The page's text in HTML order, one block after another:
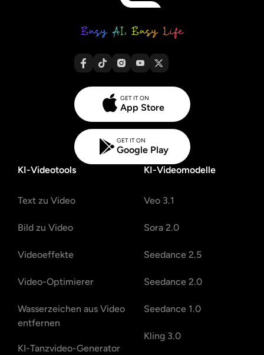
GET IT ON
App Store
GET IT ON
Google Play
KI-Videotools
Text zu Video
Bild zu Video
Videoeffekte
Video-Optimierer
Wasserzeichen aus Video
entfernen
KI-Tanzvideo-Generator
KI-Videomodelle
Veo 3.1
Sora 2.0
Seedance 2.5
Seedance 2.0
Seedance 1.0
Kling 3.0